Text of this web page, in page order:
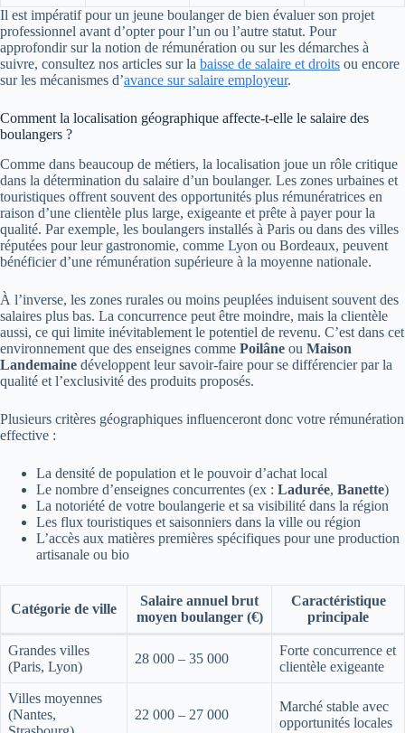
Il est impératif pour un jeune boulanger de bien évaluer son projet
professionnel avant d’opter pour l’un ou l’autre statut. Pour
approfondir sur la notion de rémunération ou sur les démarches à
suivre, consultez nos articles sur la baisse de salaire et droits ou encore
sur les mécanismes d’avance sur salaire employeur.
Comment la localisation géographique affecte-t-elle le salaire des
boulangers ?
Comme dans beaucoup de métiers, la localisation joue un rôle critique
dans la détermination du salaire d’un boulanger. Les zones urbaines et
touristiques offrent souvent des opportunités plus rémunératrices en
raison d’une clientèle plus large, exigeante et prête à payer pour la
qualité. Par exemple, les boulangers installés à Paris ou dans des villes
réputées pour leur gastronomie, comme Lyon ou Bordeaux, peuvent
bénéficier d’une rémunération supérieure à la moyenne nationale.
À l’inverse, les zones rurales ou moins peuplées induisent souvent des
salaires plus bas. La concurrence peut être moindre, mais la clientèle
aussi, ce qui limite inévitablement le potentiel de revenu. C’est dans cet
environnement que des enseignes comme Poilâne ou Maison
Landemaine développent leur savoir-faire pour se différencier par la
qualité et l’exclusivité des produits proposés.
Plusieurs critères géographiques influenceront donc votre rémunération
effective :
La densité de population et le pouvoir d’achat local
Le nombre d’enseignes concurrentes (ex : Ladurée, Banette)
La notoriété de votre boulangerie et sa visibilité dans la région
Les flux touristiques et saisonniers dans la ville ou région
L’accès aux matières premières spécifiques pour une production
artisanale ou bio
Catégorie de ville
Salaire annuel brut
moyen boulanger (€)
Caractéristique
principale
Grandes villes
(Paris, Lyon)
28 000 – 35 000
Forte concurrence et
clientèle exigeante
Villes moyennes
(Nantes,
22 000 – 27 000
Marché stable avec
opportunités locales